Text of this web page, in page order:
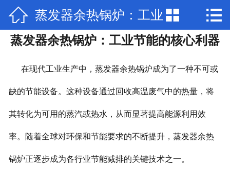
 网站首页
关于我们
产品中心
新闻动态
厂房场景
部分公司业绩
 蒸发器余热锅炉：工业
节能的核心利器
 
蒸发器余热锅炉：工业节能的核心利器
在现代工业生产中，蒸发器余热锅炉成为了一种不可或
缺的节能设备。这种设备通过回收高温废气中的热量，将
其转化为可用的蒸汽或热水，从而显著提高能源利用效
率。随着全球对环保和节能要求的不断提升，蒸发器余热
锅炉正逐步成为各行业节能减排的关键技术之一。